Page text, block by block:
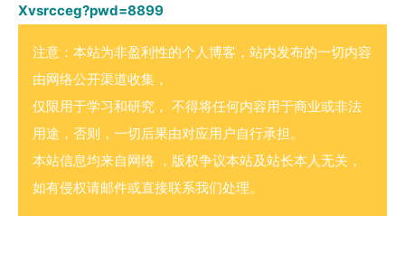
Xvsrcceg?pwd=8899
注意：本站为非盈利性的个人博客，站内发布的一切内容
由网络公开渠道收集，
仅限用于学习和研究， 不得将任何内容用于商业或非法
用途，否则，一切后果由对应用户自行承担。
本站信息均来自网络 ，版权争议本站及站长本人无关，
如有侵权请邮件或直接联系我们处理。